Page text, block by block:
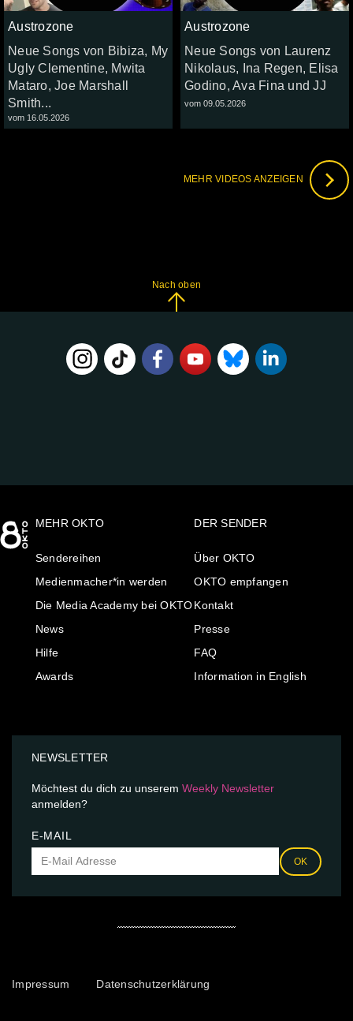
Austrozone
Neue Songs von Bibiza, My
Ugly Clementine, Mwita
Mataro, Joe Marshall
Smith...
vom 16.05.2026
Austrozone
Neue Songs von Laurenz
Nikolaus, Ina Regen, Elisa
Godino, Ava Fina und JJ
vom 09.05.2026
MEHR VIDEOS ANZEIGEN
Nach oben
MEHR OKTO
Sendereihen
Medienmacher*in werden
Die Media Academy bei OKTO
News
Hilfe
Awards
DER SENDER
Über OKTO
OKTO empfangen
Kontakt
Presse
FAQ
Information in English
NEWSLETTER
Möchtest du dich zu unserem Weekly Newsletter
anmelden?
E-MAIL
OK
Impressum Datenschutzerklärung